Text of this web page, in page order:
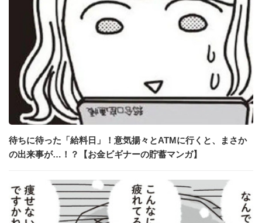
待ちに待った「給料日」！意気揚々とATMに行くと、まさか
の出来事が…！？【お金ビギナーの貯蓄マンガ】